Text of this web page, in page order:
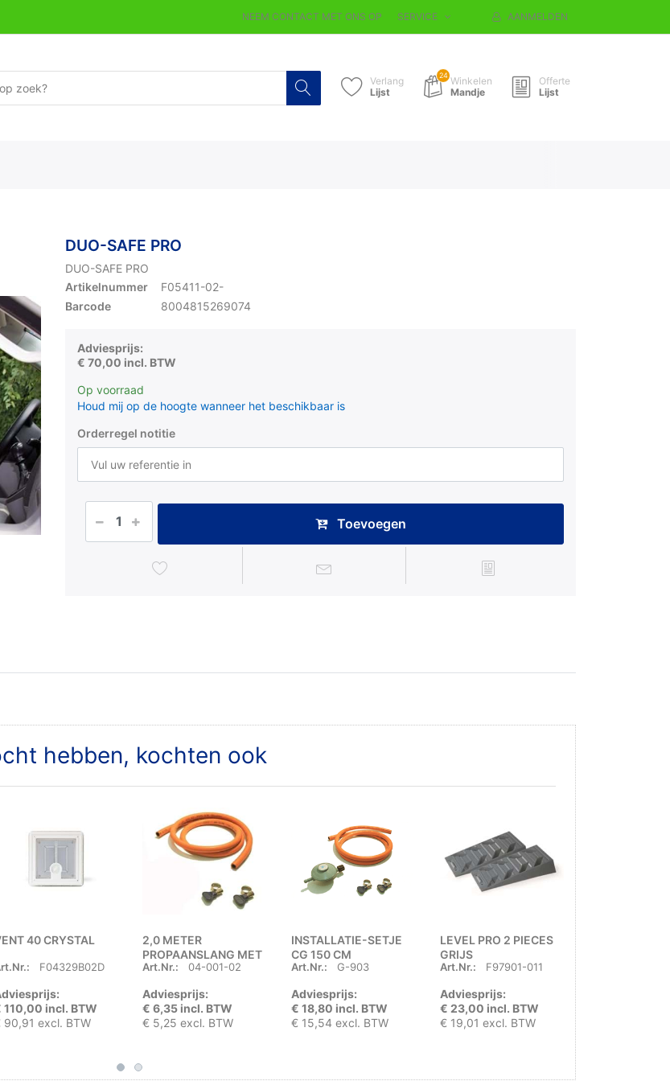
NEEM CONTACT MET ONS OP SERVICE AANMELDEN
Verlang
Lijst
24 Winkelen
Mandje
Offerte
Lijst
DUO-SAFE PRO
DUO-SAFE PRO
Artikelnummer
F05411-02-
Barcode
8004815269074
Adviesprijs:
€ 70,00 incl. BTW
Op voorraad
Houd mij op de hoogte wanneer het beschikbaar is
Orderregel notitie
Toevoegen
hebben, kochten ook
40 CRYSTAL
F04329B02D
110,00 incl. BTW
90,91 excl. BTW
2,0 METER
PROPAANSLANG MET
2 SLANGKLEMMEN
Art.Nr.: 04-001-02
Adviesprijs:
€ 6,35 incl. BTW
€ 5,25 excl. BTW
INSTALLATIE-SETJE
CG 150 CM
Art.Nr.: G-903
Adviesprijs:
€ 18,80 incl. BTW
€ 15,54 excl. BTW
LEVEL PRO 2 PIECES
GRIJS
Art.Nr.: F97901-011
Adviesprijs:
€ 23,00 incl. BTW
€ 19,01 excl. BTW